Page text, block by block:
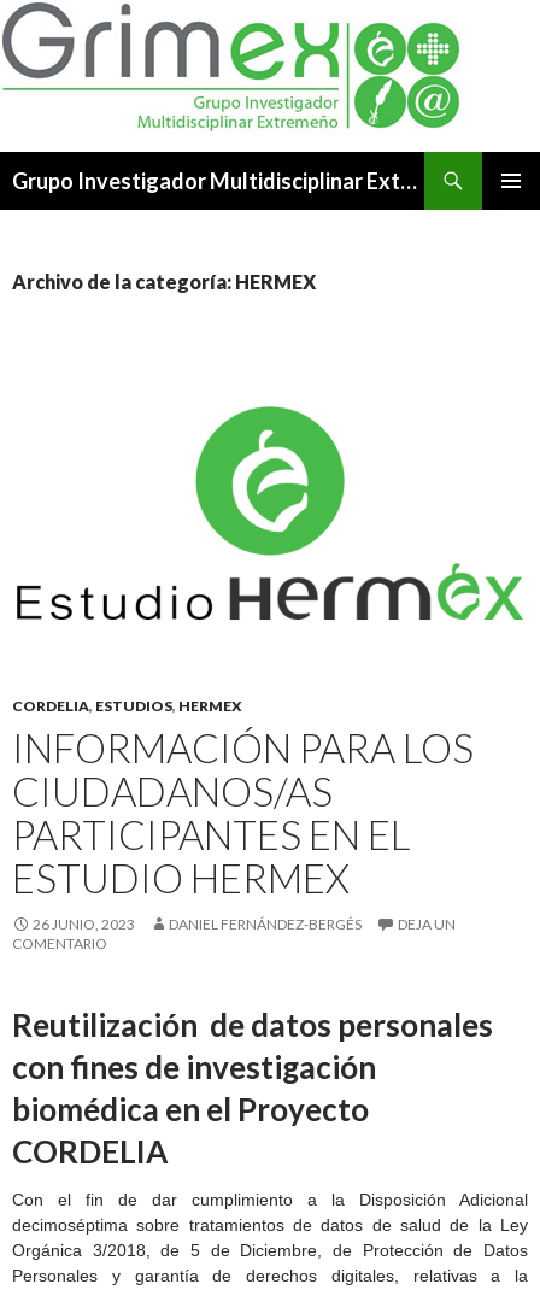
Grupo Investigador Multidisciplinar Extremeño
Archivo de la categoría: HERMEX
CORDELIA, ESTUDIOS, HERMEX
INFORMACIÓN PARA LOS
CIUDADANOS/AS
PARTICIPANTES EN EL
ESTUDIO HERMEX
26 JUNIO, 2023 DANIEL FERNÁNDEZ-BERGÉS
DEJA UN
COMENTARIO
Reutilización de datos personales
con fines de investigación
biomédica en el Proyecto
CORDELIA
Con el fin de dar cumplimiento a la Disposición Adicional
decimoséptima sobre tratamientos de datos de salud de la Ley
Orgánica 3/2018, de 5 de Diciembre, de Protección de Datos
Personales y garantía de derechos digitales, relativas a la